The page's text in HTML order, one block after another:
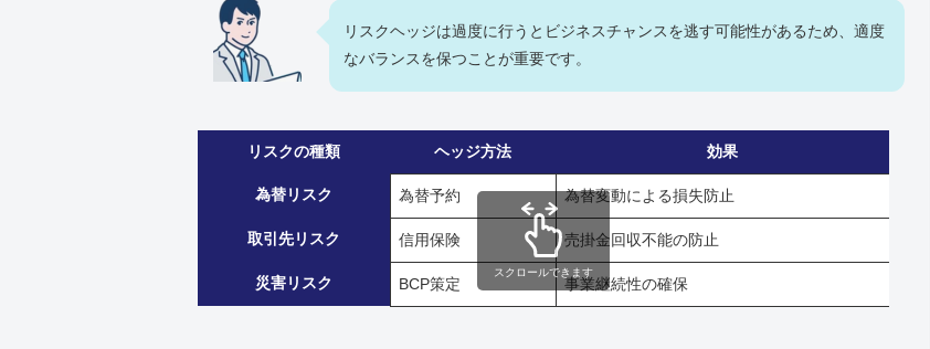
リスクヘッジは過度に行うとビジネスチャンスを逃す可能性があるため、適度
なバランスを保つことが重要です。
リスクの種類 ヘッジ方法 効果
為替リスク 為替予約 為替変動による損失防止
取引先リスク 信用保険 売掛金回収不能の防止
災害リスク BCP策定 事業継続性の確保
スクロールできます